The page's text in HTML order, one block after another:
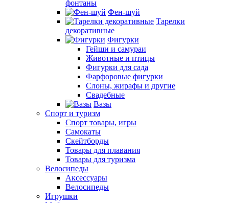
фонтаны
Фен-шуй
Тарелки
декоративные
Фигурки
Гейши и самураи
Животные и птицы
Фигурки для сада
Фарфоровые фигурки
Слоны, жирафы и другие
Свадебные
Вазы
Спорт и туризм
Спорт товары, игры
Самокаты
Скейтборды
Товары для плавания
Товары для туризма
Велосипеды
Аксессуары
Велосипеды
Игрушки